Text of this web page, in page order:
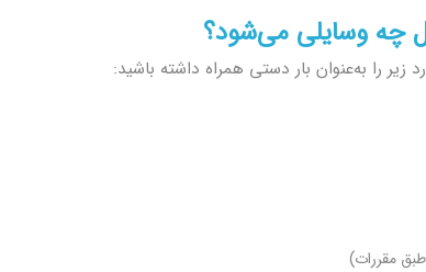
چه وسایلی می‌شود؟
زیر را به‌عنوان بار دستی همراه داشته باشید:
مقررات)